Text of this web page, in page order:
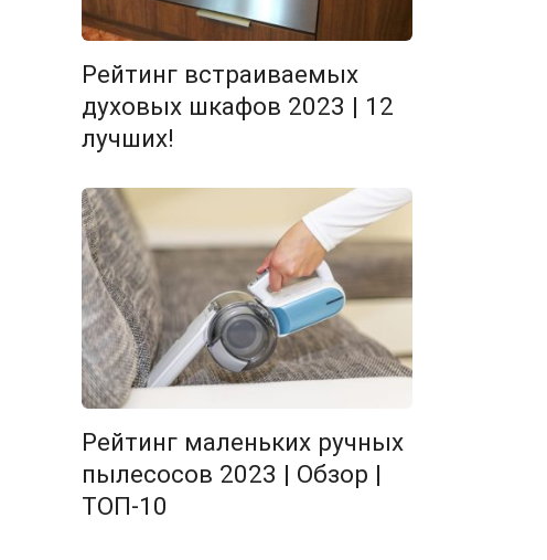
Рейтинг встраиваемых
духовых шкафов 2023 | 12
лучших!
Рейтинг маленьких ручных
пылесосов 2023 | Обзор |
ТОП-10